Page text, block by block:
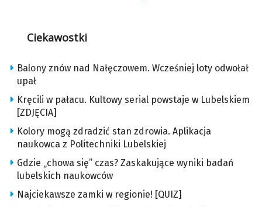
Ciekawostki
Balony znów nad Nałęczowem. Wcześniej loty odwołał
upał
Kręcili w pałacu. Kultowy serial powstaje w Lubelskiem
[ZDJĘCIA]
Kolory mogą zdradzić stan zdrowia. Aplikacja
naukowca z Politechniki Lubelskiej
Gdzie „chowa się” czas? Zaskakujące wyniki badań
lubelskich naukowców
Najciekawsze zamki w regionie! [QUIZ]